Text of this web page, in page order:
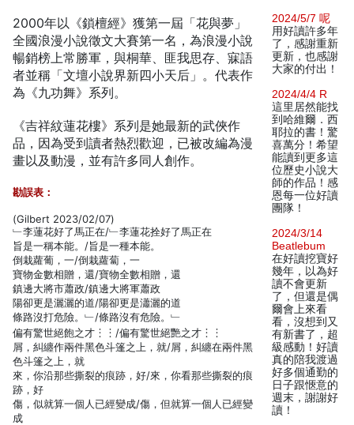
2000年以《鎖檀經》獲第一屆「花與夢」
全國浪漫小說徵文大賽第一名，為浪漫小說
暢銷榜上常勝軍，與桐華、匪我思存、寐語
者並稱「文壇小說界新四小天后」。代表作
為《九功舞》系列。
《吉祥紋蓮花樓》系列是她最新的武俠作
品，因為受到讀者熱烈歡迎，已被改編為漫
畫以及動漫，並有許多同人創作。
勘誤表：
(Gilbert 2023/02/07)
﹂李蓮花好了馬正在/﹂李蓮花拴好了馬正在
旨是一稱本能。/旨是一種本能。
倒栽蘿葡，一/倒栽蘿蔔，一
寶物金數相贈，還/寶物全數相贈，還
鎮邊大將市蕭政/鎮邊大將軍蕭政
陽卻更是灑灑的道/陽卻更是瀟灑的道
條路沒打危險。﹂/條路沒有危險。﹂
偏有驚世絕飽之才︙︙/偏有驚世絕艷之才︙︙
屑，糾纏作兩件黑色斗篷之上，就/屑，糾纏在兩件黑
色斗篷之上，就
來，你沿那些撕裂的痕跡，好/來，你看那些撕裂的痕
跡，好
傷，似就算一個人已經變成/傷，但就算一個人已經變
成
2024/5/7 呢
用好讀許多年
了，感謝重新
更新，也感謝
大家的付出！
2024/4/4 R
這里居然能找
到哈維爾．西
耶拉的書！驚
喜萬分！希望
能讀到更多這
位歷史小說大
師的作品！感
恩每一位好讀
團隊！
2024/3/14
Beatlebum
在好讀挖寶好
幾年，以為好
讀不會更新
了，但還是偶
爾會上來看
看，沒想到又
有新書了，超
級感動！好讀
真的陪我渡過
好多個通勤的
日子跟愜意的
週末，謝謝好
讀！